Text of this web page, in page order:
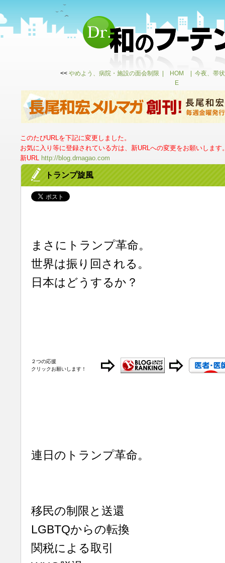
<< やめよう、病院・施設の面会制限
HOM
E
今夜、帯
このたびURLを下記に変更しました。
お気に入り等に登録されている方は、新URLへの変更をお願いします
新URL http://blog.drnagao.com
トランプ旋風
まさにトランプ革命。
世界は振り回される。
日本はどうするか？
２つの応援
クリックお願いします！
連日のトランプ革命。
移民の制限と送還
LGBTQからの転換
関税による取引